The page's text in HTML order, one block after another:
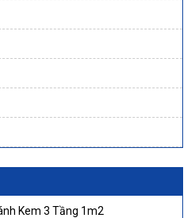
Kem 3 Tầng 1m2